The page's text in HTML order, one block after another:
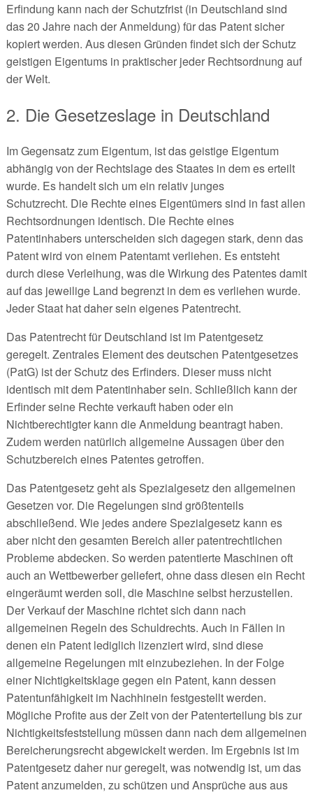
Erfindung kann nach der Schutzfrist (in Deutschland sind
das 20 Jahre nach der Anmeldung) für das Patent sicher
kopiert werden. Aus diesen Gründen findet sich der Schutz
geistigen Eigentums in praktischer jeder Rechtsordnung auf
der Welt.
2. Die Gesetzeslage in Deutschland
Im Gegensatz zum Eigentum, ist das geistige Eigentum
abhängig von der Rechtslage des Staates in dem es erteilt
wurde. Es handelt sich um ein relativ junges
Schutzrecht. Die Rechte eines Eigentümers sind in fast allen
Rechtsordnungen identisch. Die Rechte eines
Patentinhabers unterscheiden sich dagegen stark, denn das
Patent wird von einem Patentamt verliehen. Es entsteht
durch diese Verleihung, was die Wirkung des Patentes damit
auf das jeweilige Land begrenzt in dem es verliehen wurde.
Jeder Staat hat daher sein eigenes Patentrecht.
Das Patentrecht für Deutschland ist im Patentgesetz
geregelt. Zentrales Element des deutschen Patentgesetzes
(PatG) ist der Schutz des Erfinders. Dieser muss nicht
identisch mit dem Patentinhaber sein. Schließlich kann der
Erfinder seine Rechte verkauft haben oder ein
Nichtberechtigter kann die Anmeldung beantragt haben.
Zudem werden natürlich allgemeine Aussagen über den
Schutzbereich eines Patentes getroffen.
Das Patentgesetz geht als Spezialgesetz den allgemeinen
Gesetzen vor. Die Regelungen sind größtenteils
abschließend. Wie jedes andere Spezialgesetz kann es
aber nicht den gesamten Bereich aller patentrechtlichen
Probleme abdecken. So werden patentierte Maschinen oft
auch an Wettbewerber geliefert, ohne dass diesen ein Recht
eingeräumt werden soll, die Maschine selbst herzustellen.
Der Verkauf der Maschine richtet sich dann nach
allgemeinen Regeln des Schuldrechts. Auch in Fällen in
denen ein Patent lediglich lizenziert wird, sind diese
allgemeine Regelungen mit einzubeziehen. In der Folge
einer Nichtigkeitsklage gegen ein Patent, kann dessen
Patentunfähigkeit im Nachhinein festgestellt werden.
Mögliche Profite aus der Zeit von der Patenterteilung bis zur
Nichtigkeitsfeststellung müssen dann nach dem allgemeinen
Bereicherungsrecht abgewickelt werden. Im Ergebnis ist im
Patentgesetz daher nur geregelt, was notwendig ist, um das
Patent anzumelden, zu schützen und Ansprüche aus aus